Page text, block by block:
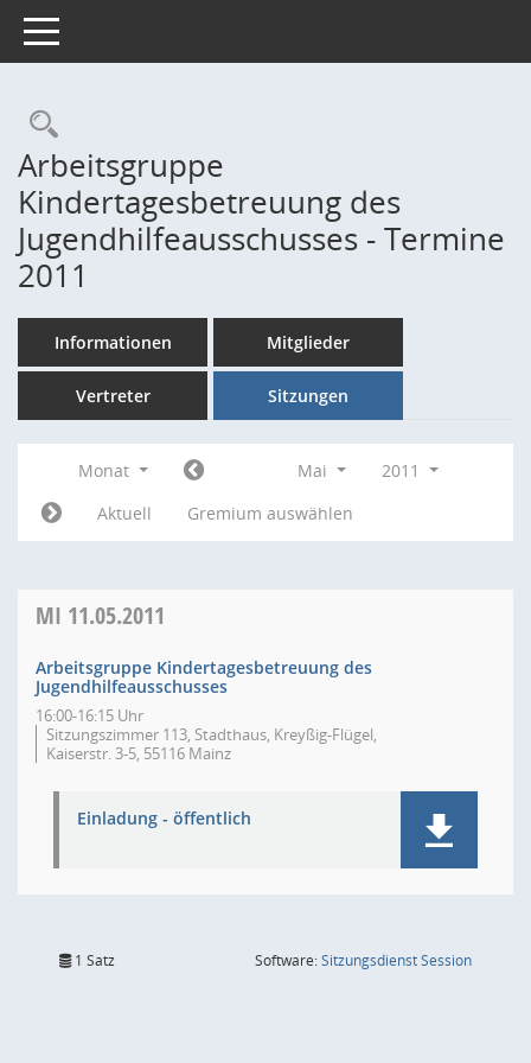
Toggle navigation
Rechercheauswahl
Arbeitsgruppe
Kindertagesbetreuung des
Jugendhilfeausschusses - Termine
2011
Informationen Mitglieder
Vertreter Sitzungen
Monat Mai
2011
Aktuell
Gremium auswählen
MI 11.05.2011
Arbeitsgruppe Kindertagesbetreuung des
Jugendhilfeausschusses
16:00-16:15 Uhr
Sitzungszimmer 113, Stadthaus, Kreyßig-Flügel,
Kaiserstr. 3-5, 55116 Mainz
Einladung - öffentlich
1 Satz Software:SitzungsdienstSession(Wird in